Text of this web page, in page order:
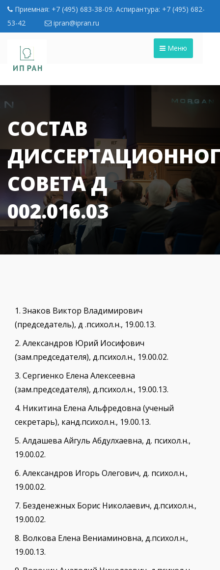
Приемная: +7 (495) 683-38-09. Аспирантура: +7 (495) 682-
53-42
ipran@ipran.ru
Меню
СОСТАВ
СОВЕТА Д
002.016.03
1. Знаков Виктор Владимирович
(председатель), д .психол.н., 19.00.13.
2. Александров Юрий Иосифович
(зам.председателя), д.психол.н., 19.00.02.
3. Сергиенко Елена Алексеевна
(зам.председателя), д.психол.н., 19.00.13.
4. Никитина Елена Альфредовна (ученый
секретарь), канд.психол.н., 19.00.13.
5. Алдашева Айгуль Абдулхаевна, д. психол.н.,
19.00.02.
6. Александров Игорь Олегович, д. психол.н.,
19.00.02.
7. Безденежных Борис Николаевич, д.психол.н.,
19.00.02.
8. Волкова Елена Вениаминовна, д.психол.н.,
19.00.13.